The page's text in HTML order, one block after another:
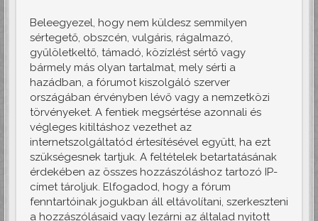
Beleegyezel, hogy nem küldesz semmilyen
sértegető, obszcén, vulgáris, rágalmazó,
gyűlöletkeltő, támadó, közízlést sértő vagy
bármely más olyan tartalmat, mely sérti a
hazádban, a fórumot kiszolgáló szerver
országában érvényben lévő vagy a nemzetközi
törvényeket. A fentiek megsértése azonnali és
végleges kitiltáshoz vezethet az
internetszolgáltatód értesítésével együtt, ha ezt
szükségesnek tartjuk. A feltételek betartatásának
érdekében az összes hozzászóláshoz tartozó IP-
címet tároljuk. Elfogadod, hogy a fórum
fenntartóinak jogukban áll eltávolítani, szerkeszteni
a hozzászólásaid vagy lezárni az általad nyitott